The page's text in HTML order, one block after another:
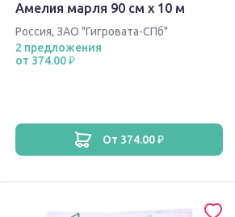
Амелия марля 90 см х 10 м
Россия, ЗАО "Гигровата-СПб"
2 предложения
от 374.00 ₽
от 374.00 ₽